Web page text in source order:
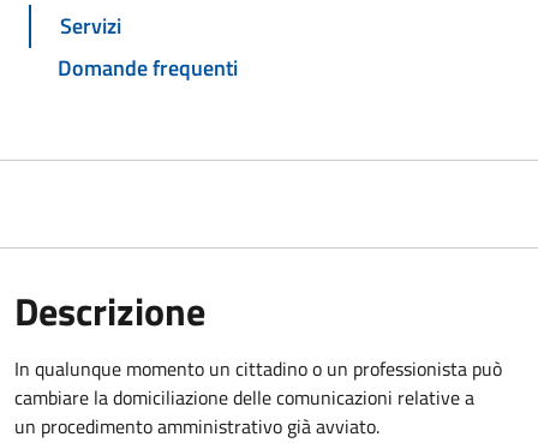
Servizi
Domande frequenti
Descrizione
In qualunque momento un cittadino o un professionista può
cambiare la domiciliazione delle comunicazioni relative a
un procedimento amministrativo già avviato.